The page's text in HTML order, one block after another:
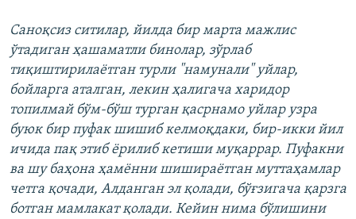
Саноқсиз ситилар, йилда бир марта мажлис
ўтадиган ҳашаматли бинолар, зўрлаб
тиқиштирилаётган турли "намунали" уйлар,
бойларга аталган, лекин ҳалигача харидор
топилмай бўм-бўш турган қасрнамо уйлар узра
буюк бир пуфак шишиб келмоқдаки, бир-икки йил
ичида пақ этиб ёрилиб кетиши муқаррар. Пуфакни
ва шу баҳона ҳамённи шишираётган муттаҳамлар
четга қочади, Алданган эл қолади, бўғзигача қарзга
ботган мамлакат қолади. Кейин нима бўлишини